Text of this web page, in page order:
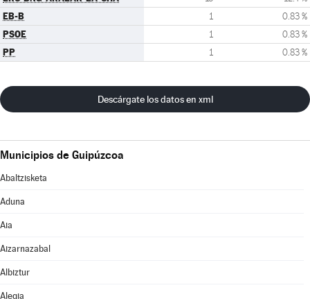
EB-B 1 0.83 %
PSOE 1 0.83 %
PP 1 0.83 %
Descárgate los datos en xml
Municipios de Guipúzcoa
Abaltzisketa
Aduna
Aia
Aizarnazabal
Albiztur
Alegia